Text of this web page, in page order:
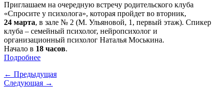
Приглашаем на очередную встречу родительского клуба
«Спросите у психолога», которая пройдет во вторник,
24 марта, в зале № 2 (М. Ульяновой, 1, первый этаж). Спикер
клуба – семейный психолог, нейропсихолог и
организационный психолог Наталья Моськина.
Начало в 18 часов.
Подробнее
← Предыдущая
Следующая →